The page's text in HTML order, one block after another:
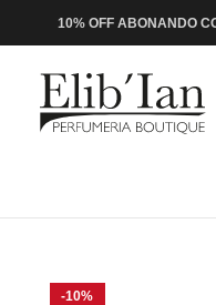
10% OFF ABONANDO
-10%